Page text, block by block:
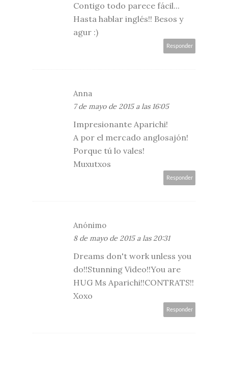
Contigo todo parece fácil...
Hasta hablar inglés!! Besos y
agur :)
Responder
Anna
7 de mayo de 2015 a las 16:05
Impresionante Aparichi!
A por el mercado anglosajón!
Porque tú lo vales!
Muxutxos
Responder
Anónimo
8 de mayo de 2015 a las 20:31
Dreams don't work unless you
do!!Stunning Video!!You are
HUG Ms Aparichi!!CONTRATS!!
Xoxo
Responder